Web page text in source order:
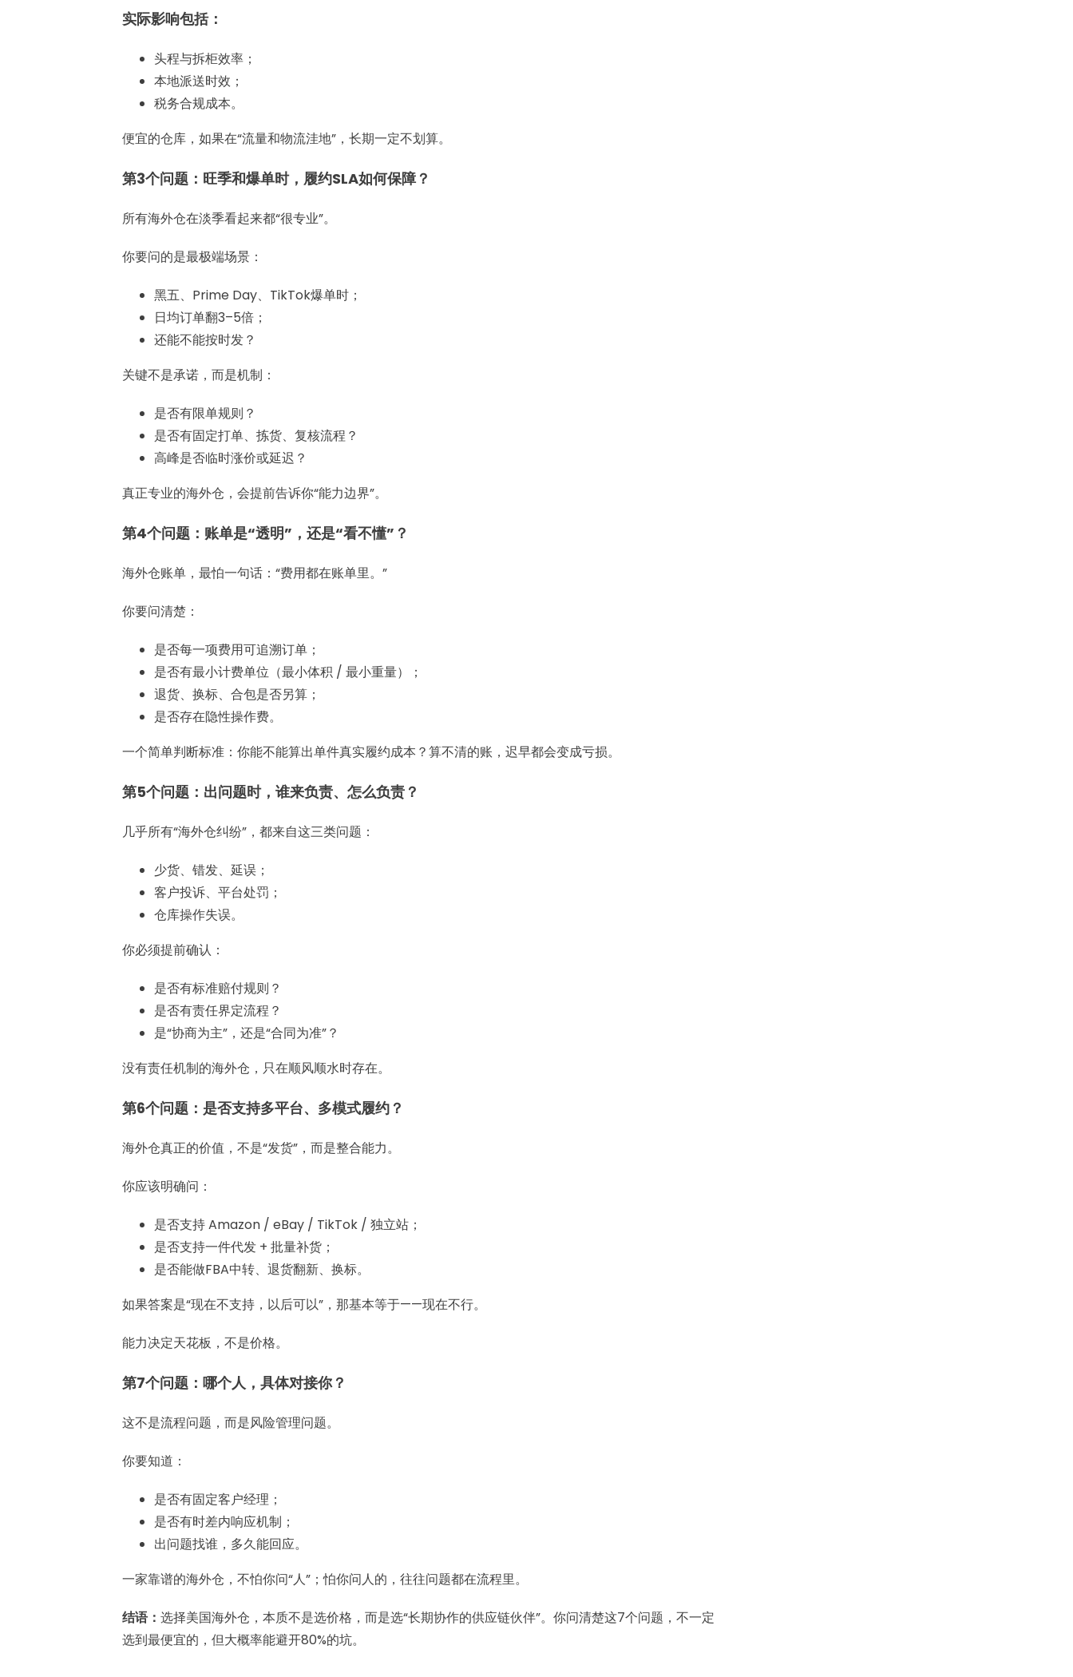
实际影响包括：
头程与拆柜效率；
本地派送时效；
税务合规成本。
便宜的仓库，如果在“流量和物流洼地”，长期一定不划算。
第3个问题：旺季和爆单时，履约SLA如何保障？
所有海外仓在淡季看起来都“很专业”。
你要问的是最极端场景：
黑五、Prime Day、TikTok爆单时；
日均订单翻3–5倍；
还能不能按时发？
关键不是承诺，而是机制：
是否有限单规则？
是否有固定打单、拣货、复核流程？
高峰是否临时涨价或延迟？
真正专业的海外仓，会提前告诉你“能力边界”。
第4个问题：账单是“透明”，还是“看不懂”？
海外仓账单，最怕一句话：“费用都在账单里。”
你要问清楚：
是否每一项费用可追溯订单；
是否有最小计费单位（最小体积 / 最小重量）；
退货、换标、合包是否另算；
是否存在隐性操作费。
一个简单判断标准：你能不能算出单件真实履约成本？算不清的账，迟早都会变成亏损。
第5个问题：出问题时，谁来负责、怎么负责？
几乎所有“海外仓纠纷”，都来自这三类问题：
少货、错发、延误；
客户投诉、平台处罚；
仓库操作失误。
你必须提前确认：
是否有标准赔付规则？
是否有责任界定流程？
是“协商为主”，还是“合同为准”？
没有责任机制的海外仓，只在顺风顺水时存在。
第6个问题：是否支持多平台、多模式履约？
海外仓真正的价值，不是“发货”，而是整合能力。
你应该明确问：
是否支持 Amazon / eBay / TikTok / 独立站；
是否支持一件代发 + 批量补货；
是否能做FBA中转、退货翻新、换标。
如果答案是“现在不支持，以后可以”，那基本等于——现在不行。
能力决定天花板，不是价格。
第7个问题：哪个人，具体对接你？
这不是流程问题，而是风险管理问题。
你要知道：
是否有固定客户经理；
是否有时差内响应机制；
出问题找谁，多久能回应。
一家靠谱的海外仓，不怕你问“人”；怕你问人的，往往问题都在流程里。
结语： 选择美国海外仓，本质不是选价格，而是选“长期协作的供应链伙伴”。你问清楚这7个问题，不一定
选到最便宜的，但大概率能避开80%的坑。